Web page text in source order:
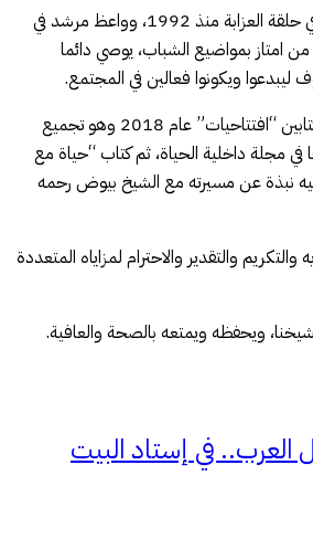
الشيخ حدبون عضو فعال في حلقة العزابة منذ 1992، وواعظ مرشد في
امتاز بمواضيع الشباب، يوصي دائما
ليبدعوا ويكونوا فعالين في المجتمع.
قام الشيخ حدبون بتأليف كتابين “افتتاحيات” عام 2018 وهو تجميع
في مجلة داخلية الحياة، ثم كتاب “حياة مع
2019 يروي فيه نبذة عن مسيرته مع الشيخ بيوض رحمه
والتكريم والتقدير والاحترام لمزاياه المتعددة
ويحفظه ويمتعه بالصحة والعافية.
العرب.. في إستاد البيت